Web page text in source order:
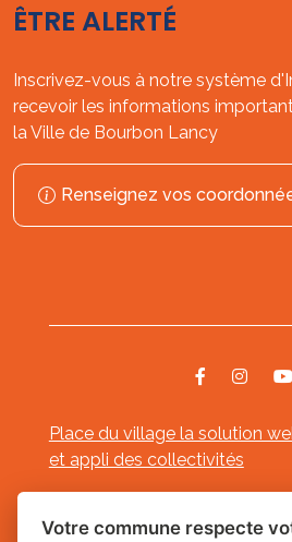
ÊTRE ALERTÉ
Inscrivez-vous à notre système
recevoir les informations
la Ville de Bourbon Lancy
Renseignez vos
Place du village la solution
et appli des collectivités
Mentions légales--
Votre commune respecte